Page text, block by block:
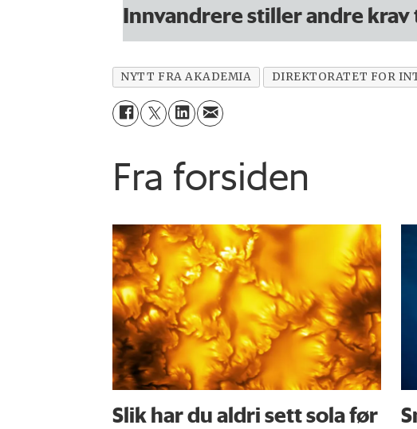
Innvandrere stiller andre krav
NYTT FRA AKADEMIA DIREKTORATET FOR
Fra forsiden
Slik har du aldri sett sola før